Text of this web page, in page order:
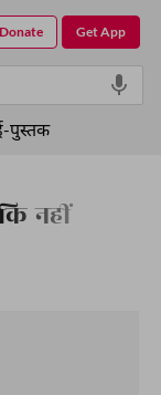
नहीं
Get App
Donate
पुस्तक